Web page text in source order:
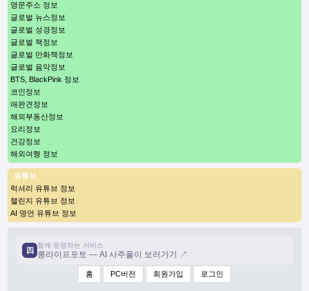
영문주소 정보
글로벌 뉴스정보
글로벌 성경정보
글로벌 책정보
글로벌 만화책정보
글로벌 음악정보
BTS, BlackPink 정보
코인정보
애완견정보
해외부동산정보
요리정보
건강정보
해외여행 정보
유튜브
럭셔리 유튜브 정보
챌린지 유튜브 정보
AI 명언 유튜브 정보
四
함께 운영하는 서비스
롱라이프포토 — AI 사주풀이 보러가기 ↗
홈 PC버전 회원가입 로그인